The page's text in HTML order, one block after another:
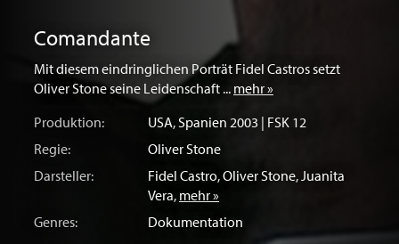
Comandante
Mit diesem eindringlichen Porträt Fidel Castros setzt
Oliver Stone seine Leidenschaft ... mehr »
Produktion:
USA, Spanien 2003 | FSK 12
Regie:
Oliver Stone
Darsteller:
Fidel Castro,Oliver Stone, Juanita
Vera, mehr »
Genres:
Dokumentation